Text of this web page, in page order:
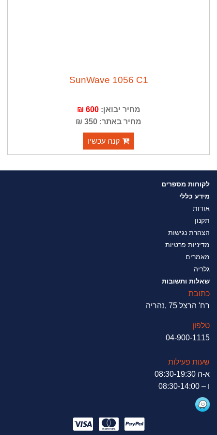
SunWave 1056 C1
מחיר יבואן:600 ₪
מחיר באתר: 350 ₪
קנה עכשיו
לקוחות מספרים
מידע כללי
אודות
תקנון
הצהרת נגישות
מדיניות פרטיות
מאמרים
גלריה
שאלות ותשובות
כתובת
רח' הרצל 75 ,נהריה
טלפון
04-900-1115
שעות פעילות
א-ה 08:30-19:30
ו – 08:30-14:00